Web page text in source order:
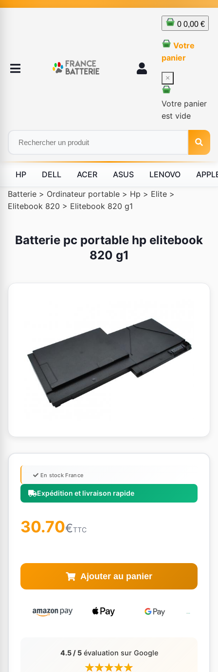
0 0,00 €
Votre
panier
×
Votre panier
est vide
HP DELL ACER ASUS LENOVO
Batterie > Ordinateur portable > Hp > Elite >
Elitebook 820 > Elitebook 820 g1
Batterie pc portable hp elitebook
820 g1
Expédition et livraison rapide
En stock France
30.70€TTC
Ajouter au panier
4.5 / 5évaluation sur Google